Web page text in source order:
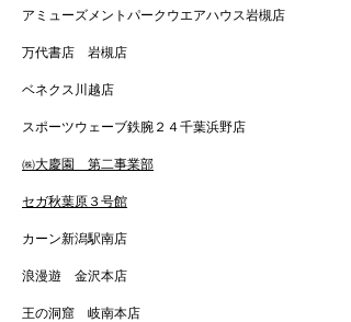
アミューズメントパークウエアハウス岩槻店
万代書店 岩槻店
ベネクス川越店
スポーツウェーブ鉄腕２４千葉浜野店
㈱大慶園 第二事業部
セガ秋葉原３号館
カーン新潟駅南店
浪漫遊 金沢本店
王の洞窟 岐南本店